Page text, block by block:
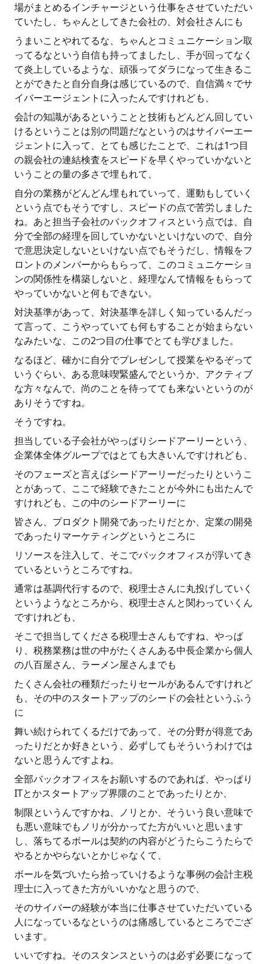
場がまとめるインチャージという仕事をさせていただい
ていたし、ちゃんとしてきた会社の、対会社さんにも
うまいことやれてるな、ちゃんとコミュニケーション取
ってるなという自信も持ってましたし、手が回ってなく
て炎上しているような、頑張ってダラになって生きるこ
とができたと自分自身は感じているので、自信満々でサ
イバーエージェントに入ったんですけれども、
会計の知識があるということと技術もどんどん回してい
けるということは別の問題だなというのはサイバーエー
ジェントに入って、とても感じたことで、これは1つ目
の親会社の連結検査をスピードを早くやっていかないと
いうことの量の多さで埋もれて、
自分の業務がどんどん埋もれていって、運動もしていく
という点でもそうですし、スピードの点で苦労しました
ね。あと担当子会社のバックオフィスという点では、自
分で全部の経理を回していかないといけないので、自分
で意思決定しないといけない点でもそうだし、情報をフ
ロントのメンバーからもらって、このコミュニケーショ
ンの関係性を構築しないと、経理なんて情報をもらって
やっていかないと何もできない。
対決基準があって、対決基準を詳しく知っているんだっ
て言って、こうやっていても何もすることが始まらない
なみたいな、この2つ目の仕事でとても学びました。
なるほど、確かに自分でプレゼンして授業をやるぞって
いうぐらい、ある意味喫緊盛んでというか、アクティブ
な方々なんで、尚のことを待ってても来ないというのが
ありそうですね。
そうですね。
担当している子会社がやっぱりシードアーリーという、
企業体全体グループではとても大きいんですけれども、
そのフェーズと言えばシードアーリーだったりというこ
とがあって、ここで経験できたことが今外にも出たんで
すけれども、この中のシードアーリーに
皆さん、プロダクト開発であったりだとか、定業の開発
であったりマーケティングというところに
リソースを注入して、そこでバックオフィスが浮いてき
ているというところですね。
通常は基調代行するので、税理士さんに丸投げしていく
というようなところから、税理士さんと関わっていくん
ですけれども、
そこで担当してくださる税理士さんもですね、やっぱ
り、税務業務は世の中がたくさんある中長企業から個人
の八百屋さん、ラーメン屋さんまでも
たくさん会社の種類だったりセールがあるんですけれど
も、その中のスタートアップのシードの会社というふう
に
舞い続けられてくるだけであって、その分野が得意であ
ったりだとか好きという、必ずしてもそういうわけでは
ないと思うんですよね。
全部バックオフィスをお願いするのであれば、やっぱり
ITとかスタートアップ界隈のことであったりとか、
制限というんですかね、ノリとか、そういう良い意味で
も悪い意味でもノリが分かってた方がいいと思います
し、落ちてるボールは契約の内容がどうたらこうたらで
やるとかやらないとかじゃなくて、
ボールを気づいたら拾っていけるような事例の会計主税
理士に入ってきた方がいいかなと思うので、
そのサイバーの経験が本当に仕事させていただいている
人になっているなというのは痛感しているところでござ
います。
いいですね。そのスタンスというのは必ず必要になって